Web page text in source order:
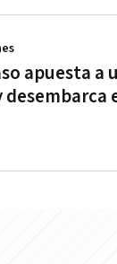
apuesta a
desembarca